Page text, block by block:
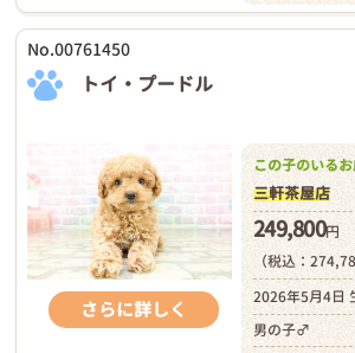
No.00761450
トイ・プードル
さらに詳しく
この子のいる
三軒茶屋店
249,800円
（税込：
2026年5月4日
男の子♂